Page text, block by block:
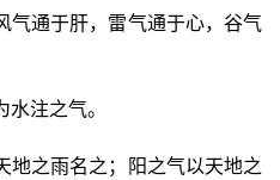
气通于肝，雷气通于心，谷气
注之气。
地之雨名之；阳之气以天地之